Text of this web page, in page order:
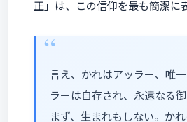
正」は、この信仰を最も簡潔に
言え、かれはアッラー、唯
ラーは自存され、永遠なる
まず、生まれもしない。か